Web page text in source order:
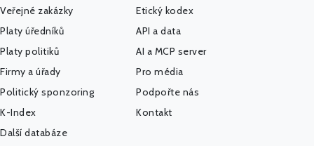
Veřejné zakázky
Platy úředníků
Platy politiků
Firmy a úřady
Politický sponzoring
K-Index
Další databáze
Etický kodex
API a data
AI a MCP server
Pro média
Podpořte nás
Kontakt